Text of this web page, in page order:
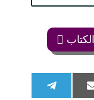
S
E
S
T